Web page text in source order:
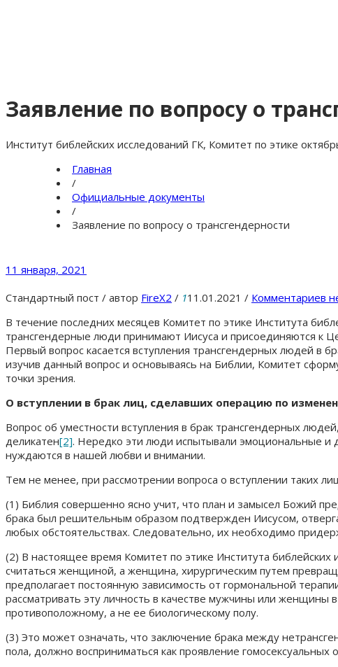
Заявление по вопросу о
Институт библейских исследований ГК, Комитет по этике
Главная
/
Официальные документы
/
Заявление по вопросу о трансгендерности
11 января, 2021
Стандартный пост / автор FireX2 / 111.01.2021 / Комментариев
В течение последних месяцев Комитет по этике Института
трансгендерные люди принимают Иисуса и присоединяются к
Первый вопрос касается вступления трансгендерных людей в
изучив данный вопрос и основываясь на Библии, Комитет
точки зрения.
О вступлении в брак лиц, сделавших операцию по
Вопрос об уместности вступления в брак трансгендерных
деликатен[2]. Нередко эти люди испытывали эмоциональные и
нуждаются в нашей любви и внимании.
Тем не менее, при рассмотрении вопроса о вступлении таких
(1) Библия совершенно ясно учит, что план и замысел Божий
брака был решительным образом подтвержден Иисусом,
любых обстоятельствах. Следовательно, их необходимо
(2) В настоящее время Комитет по этике Института
считаться женщиной, а женщина, хирургическим путем
предполагает постоянную зависимость от гормональной
рассматривать эту личность в качестве мужчины или женщины
противоположному, а не ее биологическому полу.
(3) Это может означать, что заключение брака между
пола, должно восприниматься как проявление гомосексуальных